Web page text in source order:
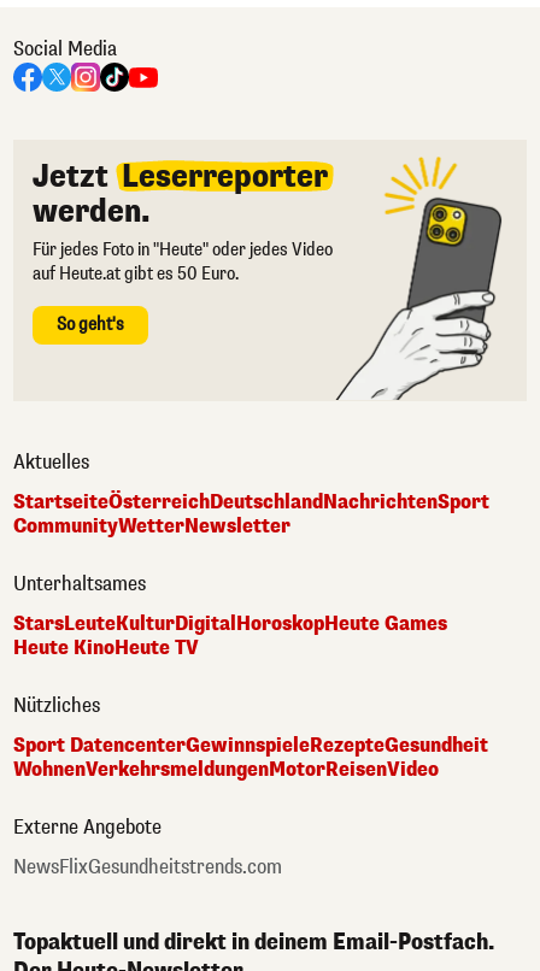
Social Media
Jetzt Leserreporter
werden.
Für jedes Foto in "Heute" oder jedes Video
auf Heute.at gibt es 50 Euro.
So geht's
Aktuelles
StartseiteÖsterreichDeutschlandNachrichtenSport
CommunityWetterNewsletter
Unterhaltsames
StarsLeuteKulturDigitalHoroskopHeute Games
Heute KinoHeute TV
Nützliches
Sport DatencenterGewinnspieleRezepteGesundheit
WohnenVerkehrsmeldungenMotorReisenVideo
Externe Angebote
NewsFlixGesundheitstrends.com
Topaktuell und direkt in deinem Email-Postfach.